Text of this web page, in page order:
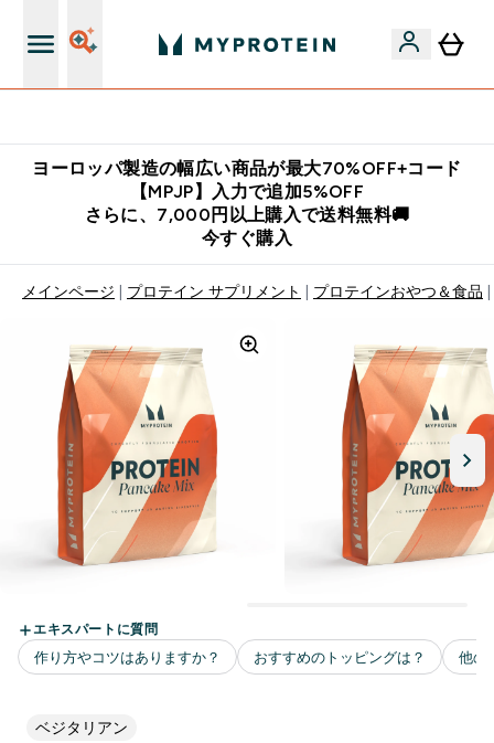
ヨーロッパ製造の幅広い商品が最大70%OFF+コード
【MPJP】入力で追加5%OFF
さらに、7,000円以上購入で送料無料🚚
今すぐ購入
メインページ プロテイン サプリメント プロテインおやつ＆食品
ベジタリアン